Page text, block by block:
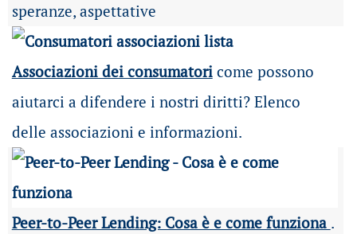
speranze, aspettative
Associazioni dei consumatoricome possono
aiutarci a difendere i nostri diritti? Elenco
delle associazioni e informazioni.
Peer-to-Peer Lending: Cosa è e come funziona .